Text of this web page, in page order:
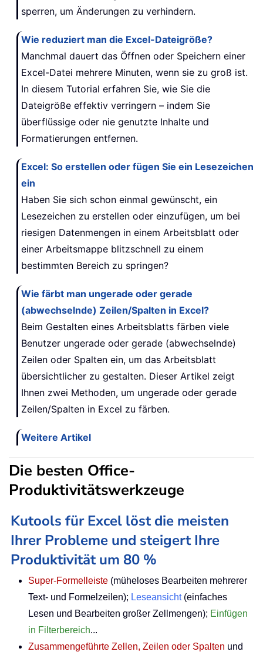
sperren, um Änderungen zu verhindern.
Wie reduziert man die Excel-Dateigröße?
Manchmal dauert das Öffnen oder Speichern einer
Excel-Datei mehrere Minuten, wenn sie zu groß ist.
In diesem Tutorial erfahren Sie, wie Sie die
Dateigröße effektiv verringern – indem Sie
überflüssige oder nie genutzte Inhalte und
Formatierungen entfernen.
Excel: So erstellen oder fügen Sie ein Lesezeichen
ein
Haben Sie sich schon einmal gewünscht, ein
Lesezeichen zu erstellen oder einzufügen, um bei
riesigen Datenmengen in einem Arbeitsblatt oder
einer Arbeitsmappe blitzschnell zu einem
bestimmten Bereich zu springen?
Wie färbt man ungerade oder gerade
(abwechselnde) Zeilen/Spalten in Excel?
Beim Gestalten eines Arbeitsblatts färben viele
Benutzer ungerade oder gerade (abwechselnde)
Zeilen oder Spalten ein, um das Arbeitsblatt
übersichtlicher zu gestalten. Dieser Artikel zeigt
Ihnen zwei Methoden, um ungerade oder gerade
Zeilen/Spalten in Excel zu färben.
Weitere Artikel
Die besten Office-
Produktivitätswerkzeuge
Kutools für Excel löst die meisten
Ihrer Probleme und steigert Ihre
Produktivität um 80 %
Super-Formelleiste (müheloses Bearbeiten mehrerer
Text- und Formelzeilen); Leseansicht(einfaches
Lesen und Bearbeiten großer Zellmengen); Einfügen
in Filterbereich...
Zusammengeführte Zellen, Zeilen oder Spalten und